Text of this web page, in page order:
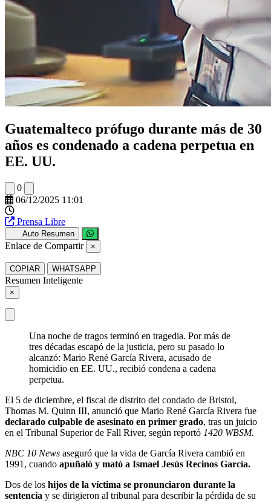
Guatemalteco prófugo durante más de 30
años es condenado a cadena perpetua en
EE. UU.
0
06/12/2025 11:01
Prensa Libre
Auto Resumen
Enlace de Compartir ×
COPIAR WHATSAPP
Resumen Inteligente
×
Una noche de tragos terminó en tragedia. Por más de
tres décadas escapó de la justicia, pero su pasado lo
alcanzó: Mario René García Rivera, acusado de
homicidio en EE. UU., recibió condena a cadena
perpetua.
El 5 de diciembre, el fiscal de distrito del condado de Bristol,
Thomas M. Quinn III, anunció que Mario René García Rivera fue
declarado culpable de asesinato en primer grado, tras un juicio
en el Tribunal Superior de Fall River, según reportó 1420 WBSM.
NBC 10 News aseguró que la vida de García Rivera cambió en
1991, cuando apuñaló y mató a Ismael Jesús Recinos García.
Dos de los hijos de la víctima se pronunciaron durante la
sentencia y se dirigieron al tribunal para describir la pérdida de su